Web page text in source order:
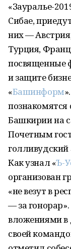
«Зауралье-
Сибае,
них —
Турция,
посвященные
и защите
«Башинформ
Башкирии на
Почетным
голливудский
Как узнал «Ъ-
организован
«не везут в
— за
вложениями в
своей